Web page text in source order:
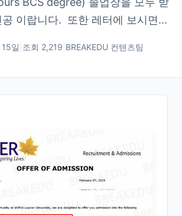
이랍니다. ​ 또한 레터에 보시면...
일 조회 2,219 BREAKEDU 컨텐츠팀